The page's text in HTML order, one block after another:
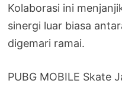
Kolaborasi ini
sinergi luar biasa
digemari ramai.
PUBG MOBILE Skate